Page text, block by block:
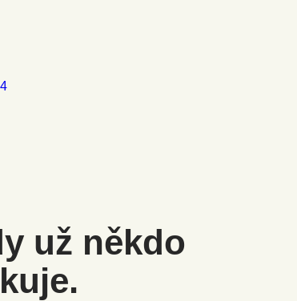
už někdo